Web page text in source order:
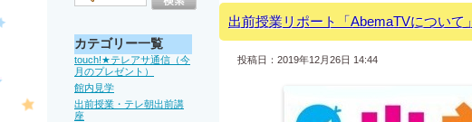
カテゴリー一覧
touch!★テレアサ通信（今
月のプレゼント）
館内見学
出前授業・テレ朝出前講
座
出前授業リポート「AbemaTVについて」
投稿日：2019年12月26日 14:44